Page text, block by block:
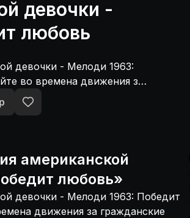
девочки -
любовь
девочки - Мелоди 1963:
во времена движения за
воображению и
в эти нелёгкие
американской
любовь»
девочки - Мелоди 1963: Победит
движения за гражданские